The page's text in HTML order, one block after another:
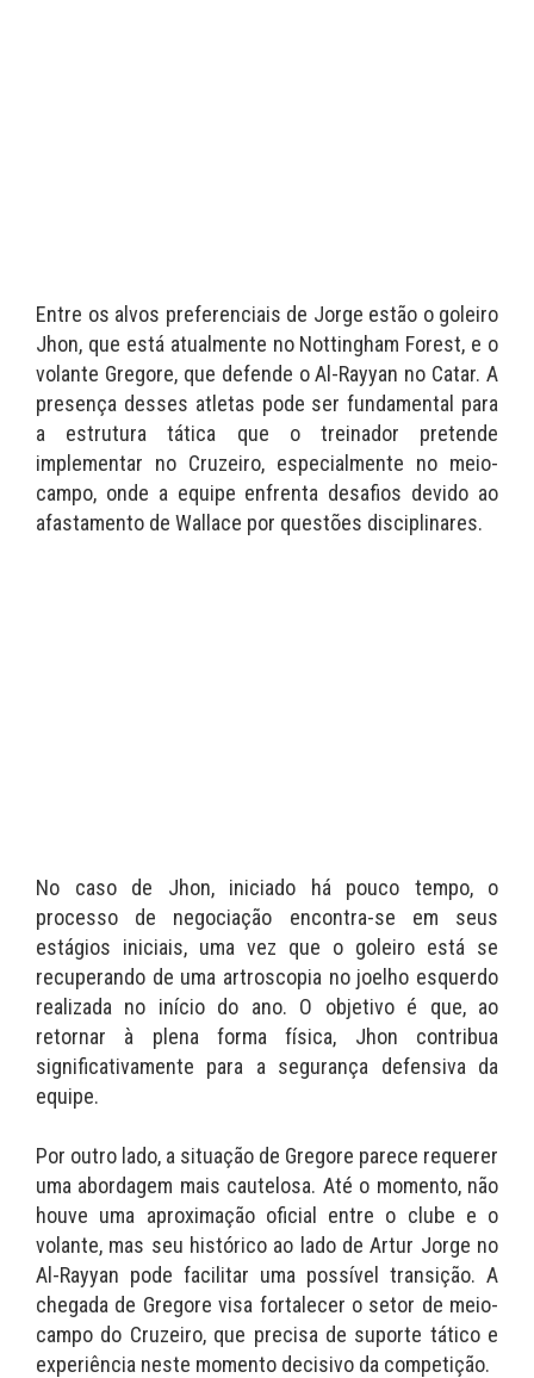
Entre os alvos preferenciais de Jorge estão o goleiro
Jhon, que está atualmente no Nottingham Forest, e o
volante Gregore, que defende o Al-Rayyan no Catar. A
presença desses atletas pode ser fundamental para
a estrutura tática que o treinador pretende
implementar no Cruzeiro, especialmente no meio-
campo, onde a equipe enfrenta desafios devido ao
afastamento de Wallace por questões disciplinares.
No caso de Jhon, iniciado há pouco tempo, o
processo de negociação encontra-se em seus
estágios iniciais, uma vez que o goleiro está se
recuperando de uma artroscopia no joelho esquerdo
realizada no início do ano. O objetivo é que, ao
retornar à plena forma física, Jhon contribua
significativamente para a segurança defensiva da
equipe.
Por outro lado, a situação de Gregore parece requerer
uma abordagem mais cautelosa. Até o momento, não
houve uma aproximação oficial entre o clube e o
volante, mas seu histórico ao lado de Artur Jorge no
Al-Rayyan pode facilitar uma possível transição. A
chegada de Gregore visa fortalecer o setor de meio-
campo do Cruzeiro, que precisa de suporte tático e
experiência neste momento decisivo da competição.